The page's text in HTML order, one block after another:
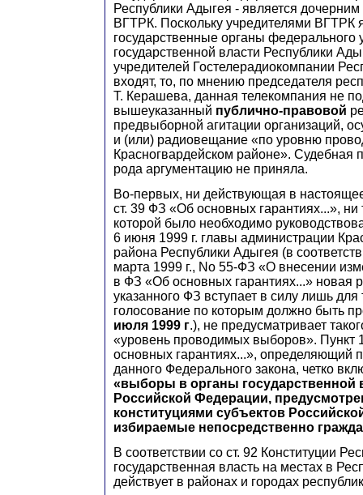
Республики Адыгея - является
ВГТРК. Поскольку учредителями ВГТРК
государственные органы федерального
государственной власти Республики
учредителей Гостелерадиокомпании
входят, то, по мнению председателя
Т. Керашева, данная телекомпания не
вышеуказанный публично-правовой
предвыборной агитации организаций,
и (или) радиовещание «по уровню
Красногвардейском районе». Судебная
рода аргументацию не приняла.
Во-первых, ни действующая в
ст. 39 ФЗ «Об основных гарантиях...», ни
которой было необходимо
6 июня 1999 г. главы администрации
района Республики Адыгея (в
марта 1999 г., No 55-ФЗ «О внесении
в ФЗ «Об основных гарантиях...» новая
указанного ФЗ вступает в силу лишь
голосование по которым должно быть
июля 1999 г.), не предусматривает
«уровень проводимых выборов». Пункт
основных гарантиях...», определяющий
данного Федерального закона, четко
«выборы в органы государственной
Российской Федерации,
конституциями субъектов
избираемые непосредственно
В соответствии со ст. 92 Конституции
государственная власть на местах в
действует в районах и городах